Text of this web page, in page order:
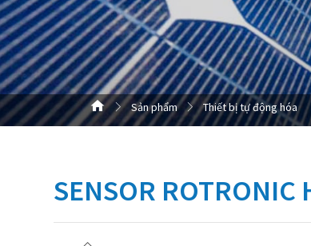
Sản phẩm Thiết bị tự động hóa
SENSOR ROTRONIC